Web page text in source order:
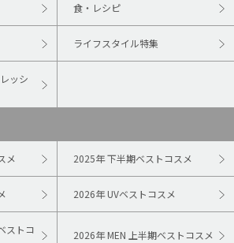
食・レシピ
ライフスタイル特集
ッシ
メ 2025年 下半期ベストコスメ
2026年 UVベストコスメ
ストコ
2026年 MEN 上半期ベストコスメ